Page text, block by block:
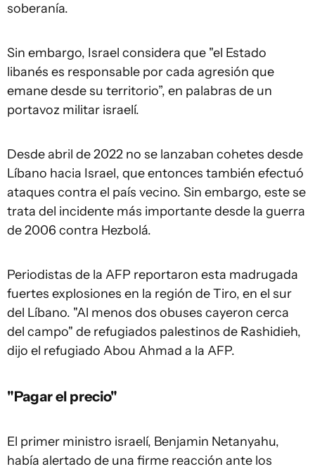
soberanía.
Sin embargo, Israel considera que "el Estado
libanés es responsable por cada agresión que
emane desde su territorio”, en palabras de un
portavoz militar israelí.
Desde abril de 2022 no se lanzaban cohetes desde
Líbano hacia Israel, que entonces también efectuó
ataques contra el país vecino. Sin embargo, este se
trata del incidente más importante desde la guerra
de 2006 contra Hezbolá.
Periodistas de la AFP reportaron esta madrugada
fuertes explosiones en la región de Tiro, en el sur
del Líbano. "Al menos dos obuses cayeron cerca
del campo" de refugiados palestinos de Rashidieh,
dijo el refugiado Abou Ahmad a la AFP.
"Pagar el precio"
El primer ministro israelí, Benjamin Netanyahu,
había alertado de una firme reacción ante los